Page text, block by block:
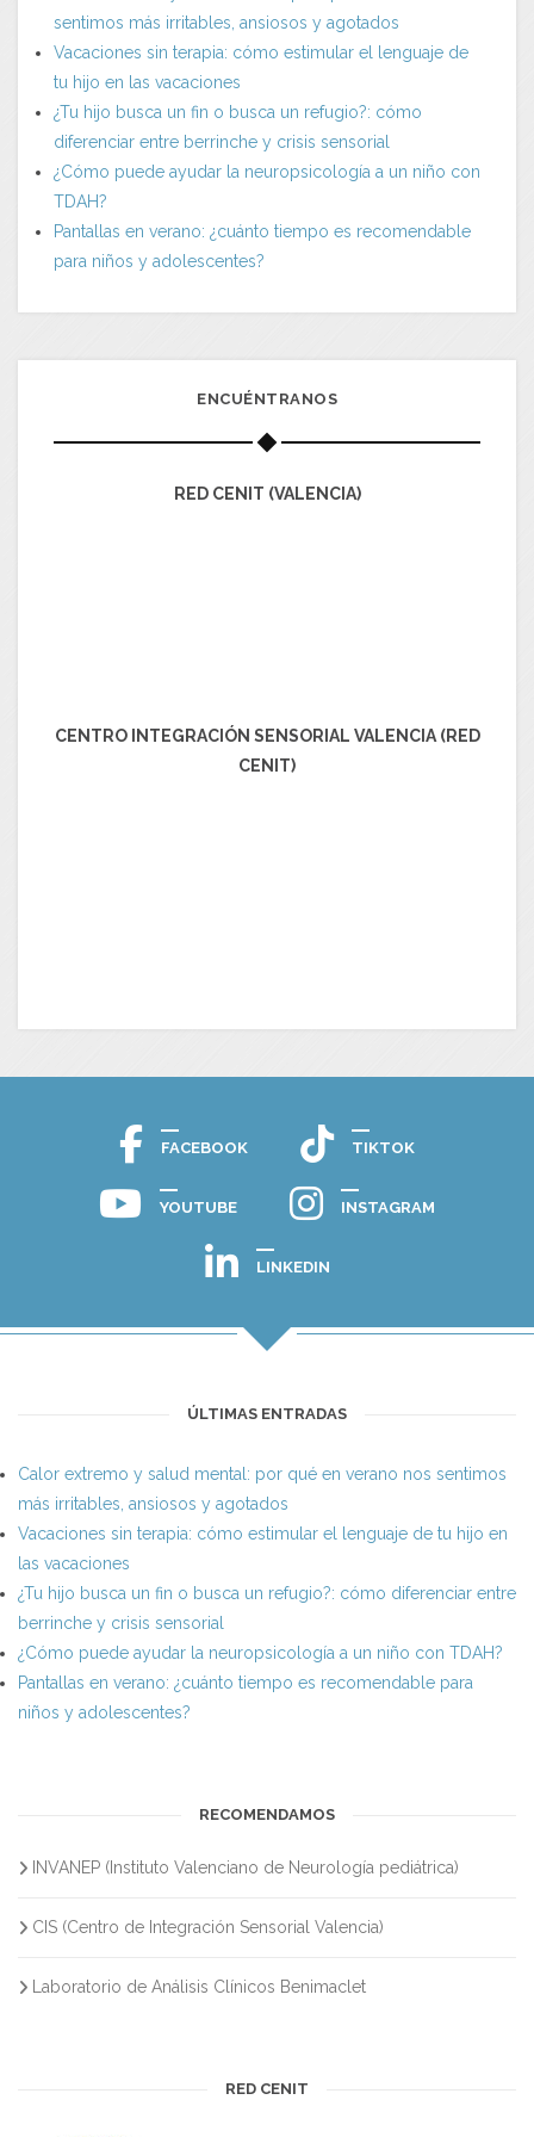
sentimos más irritables, ansiosos y agotados
Vacaciones sin terapia: cómo estimular el lenguaje de
tu hijo en las vacaciones
¿Tu hijo busca un fin o busca un refugio?: cómo
diferenciar entre berrinche y crisis sensorial
¿Cómo puede ayudar la neuropsicología a un niño con
TDAH?
Pantallas en verano: ¿cuánto tiempo es recomendable
para niños y adolescentes?
ENCUÉNTRANOS
RED CENIT (VALENCIA)
CENTRO INTEGRACIÓN SENSORIAL VALENCIA (RED
CENIT)
FACEBOOK TIKTOK
YOUTUBE INSTAGRAM
LINKEDIN
ÚLTIMAS ENTRADAS
Calor extremo y salud mental: por qué en verano nos sentimos
más irritables, ansiosos y agotados
Vacaciones sin terapia: cómo estimular el lenguaje de tu hijo en
las vacaciones
¿Tu hijo busca un fin o busca un refugio?: cómo diferenciar entre
berrinche y crisis sensorial
¿Cómo puede ayudar la neuropsicología a un niño con TDAH?
Pantallas en verano: ¿cuánto tiempo es recomendable para
niños y adolescentes?
RECOMENDAMOS
INVANEP (Instituto Valenciano de Neurología pediátrica)
CIS (Centro de Integración Sensorial Valencia)
Laboratorio de Análisis Clínicos Benimaclet
RED CENIT